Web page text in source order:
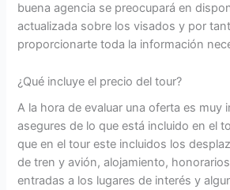
buena agencia se preocupará en
actualizada sobre los visados y por
proporcionarte toda la información
¿Qué incluye el precio del tour?
A la hora de evaluar una oferta es muy
asegures de lo que está incluido en el
que en el tour este incluidos los
de tren y avión, alojamiento,
entradas a los lugares de interés y